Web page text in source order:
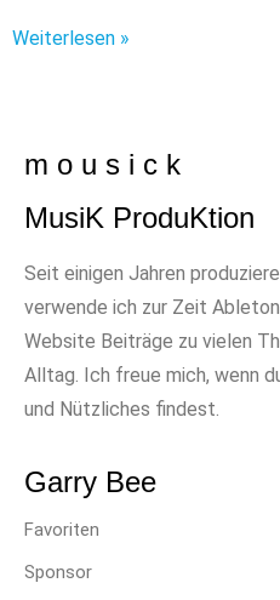
Weiterlesen »
m o u s i c k
MusiK ProduKtion
Seit einigen Jahren
verwende ich zur Zeit
Website Beiträge zu vielen
Alltag. Ich freue mich, wenn
und Nützliches findest.
Garry Bee
Favoriten
Sponsor